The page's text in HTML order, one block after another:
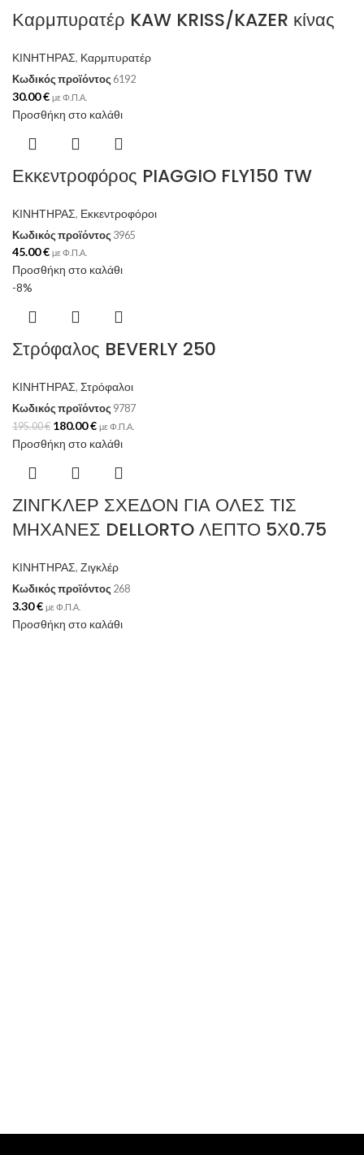
Καρμπυρατέρ KAW KRISS/KAZER κίνας
ΚΙΝΗΤΗΡΑΣ, Καρμπυρατέρ
Κωδικός προϊόντος 6192
30.00€ με Φ.Π.Α.
Προσθήκη στο καλάθι
Εκκεντροφόρος PIAGGIO FLY150 TW
ΚΙΝΗΤΗΡΑΣ, Εκκεντροφόροι
Κωδικός προϊόντος 3965
45.00€ με Φ.Π.Α.
Προσθήκη στο καλάθι
-8%
Στρόφαλος BEVERLY 250
ΚΙΝΗΤΗΡΑΣ, Στρόφαλοι
Κωδικός προϊόντος 9787
195.00€ 180.00€ με Φ.Π.Α.
Προσθήκη στο καλάθι
ΖΙΝΓΚΛΕΡ ΣΧΕΔΟΝ ΓΙΑ ΟΛΕΣ ΤΙΣ
ΜΗΧΑΝΕΣ DELLORTO ΛΕΠΤΟ 5Χ0.75
ΚΙΝΗΤΗΡΑΣ, Ζιγκλέρ
Κωδικός προϊόντος 268
3.30€ με Φ.Π.Α.
Προσθήκη στο καλάθι